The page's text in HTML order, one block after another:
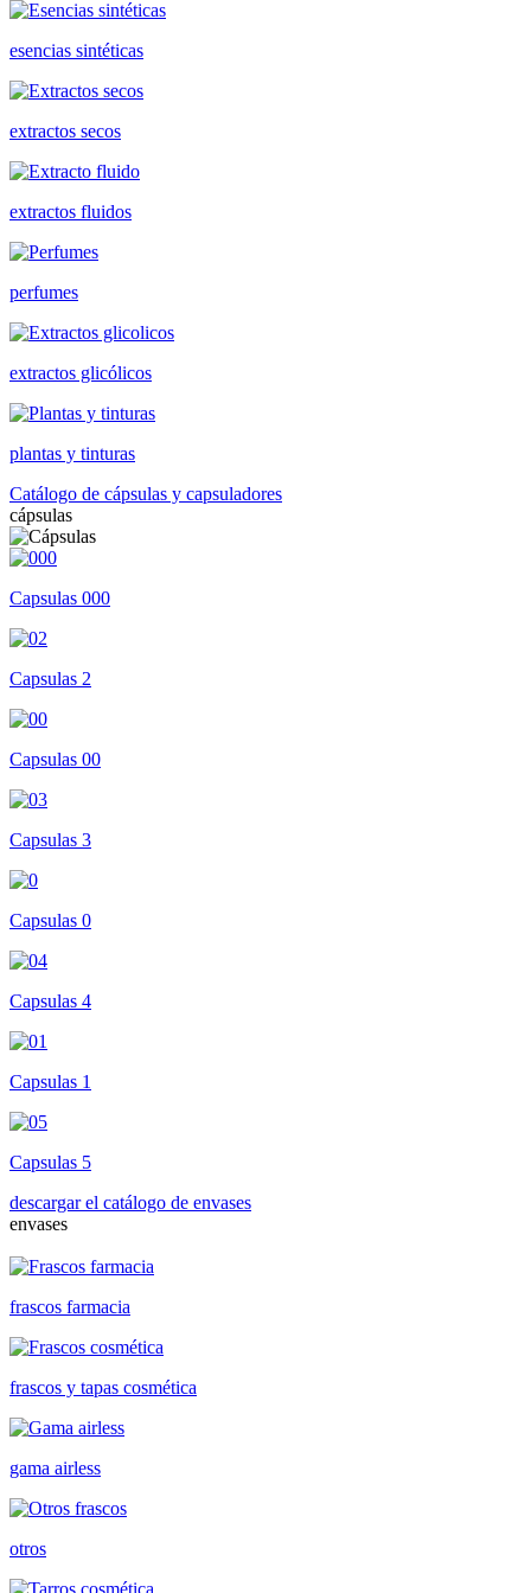
esencias sintéticas
extractos secos
extractos fluidos
perfumes
extractos glicólicos
plantas y tinturas
Catálogo de cápsulas y capsuladores
cápsulas
Capsulas 000
Capsulas 2
Capsulas 00
Capsulas 3
Capsulas 0
Capsulas 4
Capsulas 1
Capsulas 5
descargar el catálogo de envases
envases
frascos farmacia
frascos y tapas cosmética
gama airless
otros